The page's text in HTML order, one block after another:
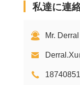
私達に連
Mr. Derral